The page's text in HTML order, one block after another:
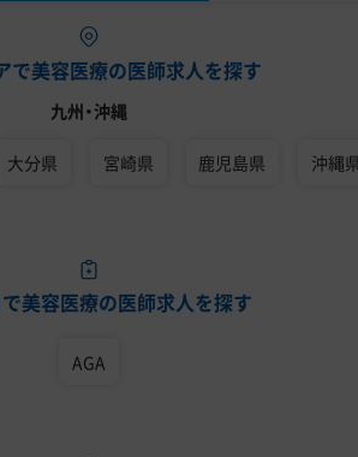
で美容医療の医師求人を探す
九州・沖縄
大分県 宮崎県 鹿児島県 沖縄
美容医療の医師求人を探す
AGA